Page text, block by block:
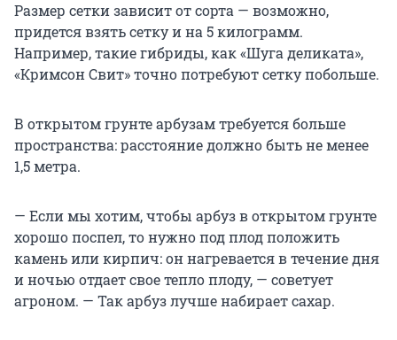
Размер сетки зависит от сорта — возможно,
придется взять сетку и на 5 килограмм.
Например, такие гибриды, как «Шуга деликата»,
«Кримсон Свит» точно потребуют сетку побольше.
В открытом грунте арбузам требуется больше
пространства: расстояние должно быть не менее
1,5 метра.
— Если мы хотим, чтобы арбуз в открытом грунте
хорошо поспел, то нужно под плод положить
камень или кирпич: он нагревается в течение дня
и ночью отдает свое тепло плоду, — советует
агроном. — Так арбуз лучше набирает сахар.